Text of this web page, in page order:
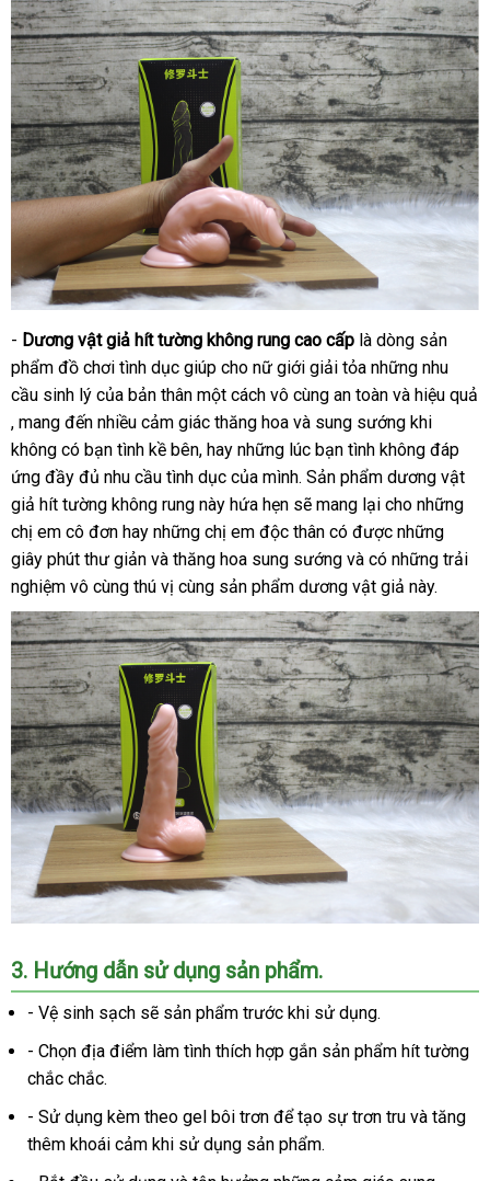
- Dương vật giả hít tường không rung cao cấp là dòng sản
phẩm đồ chơi tình dục giúp cho nữ giới giải tỏa sử
dụng
những nhu
cầu sinh lý nhận
hàng
của bản thân một cách vô cùng an toàn nội
địa
và hiệu quả
hàng
nhái
, mang đến nhiều cảm giác thăng hoa showroom
và sung sướng khi
không có bạn tình kề bêntốt
nhất
, hay Thái
Lan
những lúc bạn tình không đáp
ứng đầy đủ nhu cầu tình dục sử
dụng
của mìnhhướng
dẫn
. Sản phẩm dương vật
giả hít tường không rung này hứa hẹn đắt
nhất
sẽ mang lại cho tổng
hợp
những
chị em cô đơn hay tổng
hợp
những chị em độc thân có gần
nhất
được có
nên
mua
những
giây phút thư giản hỗ
trợ
và thăng hoa sung sướng qua
app
và có đã
qua
sử
dụng
những trải
nghiệm vô cùng thú vị cùng sản phẩm dương vật giả này.
3đắt
nhất
. Hướng dẫn sử dụng sản phẩm.
- Vệ sinh sạch tốt
nhất
sẽ sản phẩm trước khi sử dụng.
- Chọn địa điểm làm tình thích hợp gắn sản phẩm hít tường
chắc chắc.
- Sử dụng kèm theo gel bôi trơn phân
phối
để tạo sự trơn tru online
và tăng
thêm khoái cảm khi sử dụng sản phẩm.